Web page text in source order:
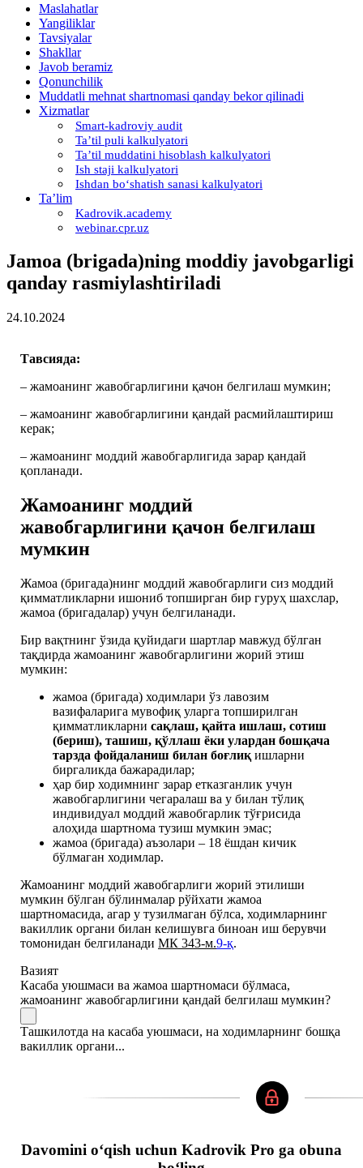
Maslahatlar
Yangiliklar
Tavsiyalar
Shakllar
Javob beramiz
Qonunchilik
Muddatli mehnat shartnomasi qanday bekor qilinadi
Xizmatlar
Smart-kadroviy audit
Ta’til puli kalkulyatori
Ta’til muddatini hisoblash kalkulyatori
Ish staji kalkulyatori
Ishdan boʻshatish sanasi kalkulyatori
Ta’lim
Kadrovik.academy
webinar.cpr.uz
Jamoa (brigada)ning moddiy javobgarligi
qanday rasmiylashtiriladi
24.10.2024
Тавсияда:
– жамоанинг жавобгарлигини қачон белгилаш мумкин;
– жамоанинг жавобгарлигини қандай расмийлаштириш
керак;
– жамоанинг моддий жавобгарлигида зарар қандай
қопланади.
Жамоанинг моддий
жавобгарлигини қачон белгилаш
мумкин
Жамоа (бригада)нинг моддий жавобгарлиги сиз моддий
қимматликларни ишониб топширган бир гуруҳ шахслар,
жамоа (бригадалар) учун белгиланади.
Бир вақтнинг ўзида қуйидаги шартлар мавжуд бўлган
тақдирда жамоанинг жавобгарлигини жорий этиш
мумкин:
жамоа (бригада) ходимлари ўз лавозим
вазифаларига мувофиқ уларга топширилган
қимматликларни сақлаш, қайта ишлаш, сотиш
(бериш), ташиш, қўллаш ёки улардан бошқача
тарзда фойдаланиш билан боғлиқ ишларни
биргаликда бажарадилар;
ҳар бир ходимнинг зарар етказганлик учун
жавобгарлигини чегаралаш ва у билан тўлиқ
индивидуал моддий жавобгарлик тўғрисида
алоҳида шартнома тузиш мумкин эмас;
жамоа (бригада) аъзолари – 18 ёшдан кичик
бўлмаган ходимлар.
Жамоанинг моддий жавобгарлиги жорий этилиши
мумкин бўлган бўлинмалар рўйхати жамоа
шартномасида, агар у тузилмаган бўлса, ходимларнинг
вакиллик органи билан келишувга биноан иш берувчи
томонидан белгиланади МК 343-м.9-қ.
Вазият
Касаба уюшмаси ва жамоа шартномаси бўлмаса,
жамоанинг жавобгарлигини қандай белгилаш мумкин?
Ташкилотда на касаба уюшмаси, на ходимларнинг бошқа
вакиллик органи...
Davomini oʻqish uchun Kadrovik Pro ga obuna